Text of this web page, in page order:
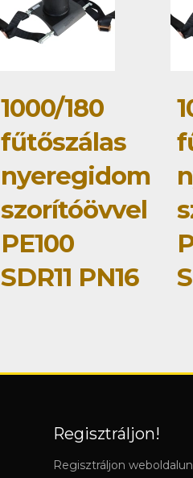
1000/180
fűtőszálas
nyeregidom
szorítóövvel
PE100
SDR11 PN16
Regisztráljon!
Regisztráljon